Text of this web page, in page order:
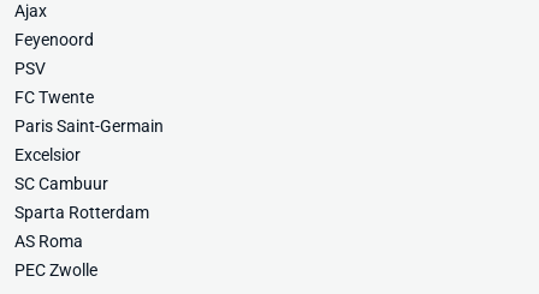
Ajax
Feyenoord
PSV
FC Twente
Paris Saint-Germain
Excelsior
SC Cambuur
Sparta Rotterdam
AS Roma
PEC Zwolle